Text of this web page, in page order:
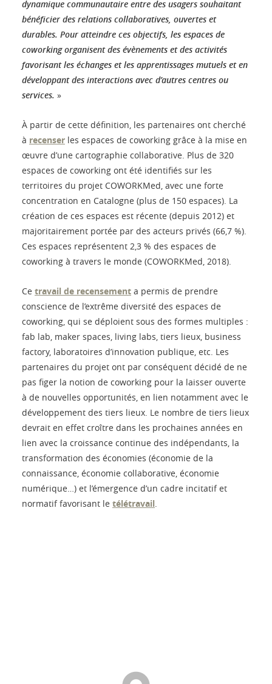
dynamique communautaire entre des usagers souhaitant
bénéficier des relations collaboratives, ouvertes et
durables. Pour atteindre ces objectifs, les espaces de
coworking organisent des évènements et des activités
favorisant les échanges et les apprentissages mutuels et en
développant des interactions avec d’autres centres ou
services. »
À partir de cette définition, les partenaires ont cherché
à recenser les espaces de coworking grâce à la mise en
œuvre d’une cartographie collaborative. Plus de 320
espaces de coworking ont été identifiés sur les
territoires du projet COWORKMed, avec une forte
concentration en Catalogne (plus de 150 espaces). La
création de ces espaces est récente (depuis 2012) et
majoritairement portée par des acteurs privés (66,7 %).
Ces espaces représentent 2,3 % des espaces de
coworking à travers le monde (COWORKMed, 2018).
Ce travail de recensement a permis de prendre
conscience de l’extrême diversité des espaces de
coworking, qui se déploient sous des formes multiples :
fab lab, maker spaces, living labs, tiers lieux, business
factory, laboratoires d’innovation publique, etc. Les
partenaires du projet ont par conséquent décidé de ne
pas figer la notion de coworking pour la laisser ouverte
à de nouvelles opportunités, en lien notamment avec le
développement des tiers lieux. Le nombre de tiers lieux
devrait en effet croître dans les prochaines années en
lien avec la croissance continue des indépendants, la
transformation des économies (économie de la
connaissance, économie collaborative, économie
numérique…) et l’émergence d’un cadre incitatif et
normatif favorisant le télétravail.